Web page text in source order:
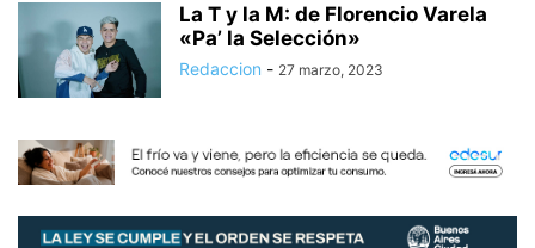
La T y la M: de Florencio Varela
«Pa’ la Selección»
Redaccion - 27 marzo, 2023